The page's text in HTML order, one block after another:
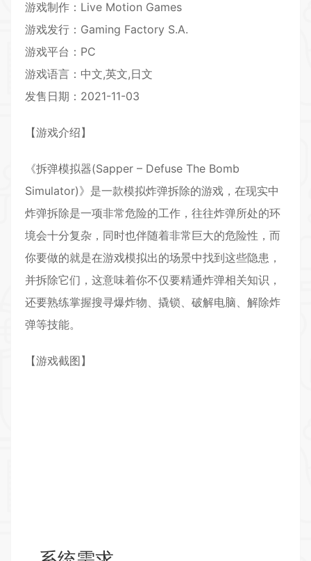
游戏制作：Live Motion Games
游戏发行：Gaming Factory S.A.
游戏平台：PC
游戏语言：中文,英文,日文
发售日期：2021-11-03
【游戏介绍】
《拆弹模拟器(Sapper – Defuse The Bomb
Simulator)》是一款模拟炸弹拆除的游戏，在现实中
炸弹拆除是一项非常危险的工作，往往炸弹所处的环
境会十分复杂，同时也伴随着非常巨大的危险性，而
你要做的就是在游戏模拟出的场景中找到这些隐患，
并拆除它们，这意味着你不仅要精通炸弹相关知识，
还要熟练掌握搜寻爆炸物、撬锁、破解电脑、解除炸
弹等技能。
【游戏截图】